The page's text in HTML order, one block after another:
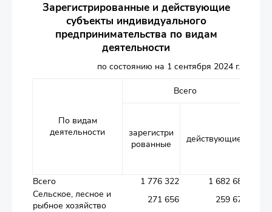
Зарегистрированные и действующие
субъекты индивидуального
предпринимательства по видам
деятельности
по состоянию на 1 сентября 2024 г.
По видам
деятельности
Всего
зарегистри
рованные
действующие
Всего
1 776 322 1 682 687
Сельское, лесное и
рыбное хозяйство
271 656 259 676